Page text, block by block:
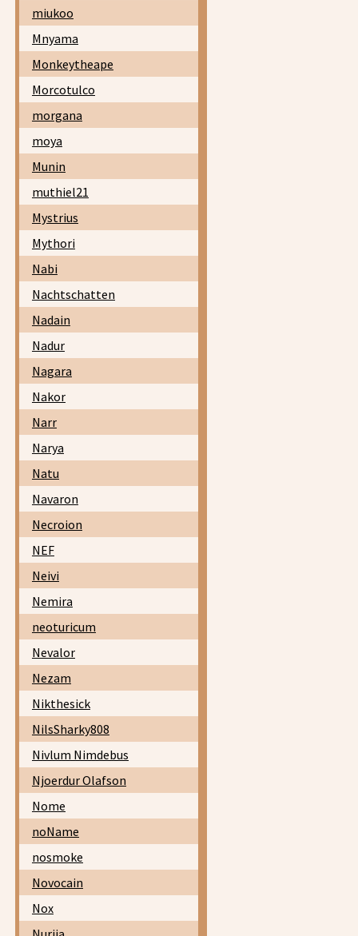
miukoo
Mnyama
Monkeytheape
Morcotulco
morgana
moya
Munin
muthiel21
Mystrius
Mythori
Nabi
Nachtschatten
Nadain
Nadur
Nagara
Nakor
Narr
Narya
Natu
Navaron
Necroion
NEF
Neivi
Nemira
neoturicum
Nevalor
Nezam
Nikthesick
NilsSharky808
Nivlum Nimdebus
Njoerdur Olafson
Nome
noName
nosmoke
Novocain
Nox